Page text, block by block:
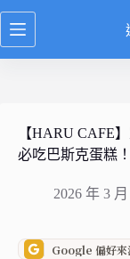
跳
至
【HARU CAFE
必吃巴斯克蛋糕
2026 年 3 月
Google 偏好來